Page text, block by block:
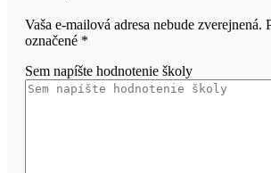
Vaša e-mailová adresa nebude zverejnená.
označené *
Sem napíšte hodnotenie školy